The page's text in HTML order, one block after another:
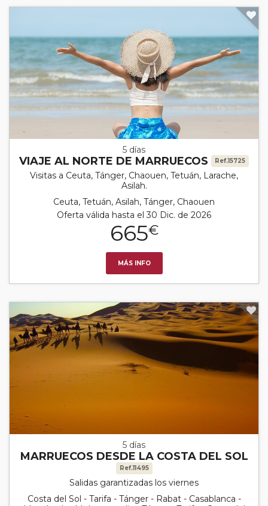
5 días
VIAJE AL NORTE DE MARRUECOS Ref.15725
Visitas a Ceuta, Tánger, Chaouen, Tetuán, Larache,
Asilah.
Ceuta, Tetuán, Asilah, Tánger, Chaouen
Oferta válida hasta el 30 Dic. de 2026
665€
MÁS INFO
5 días
MARRUECOS DESDE LA COSTA DEL SOL
Ref.11495
Salidas garantizadas los viernes
Costa del Sol - Tarifa - Tánger - Rabat - Casablanca -